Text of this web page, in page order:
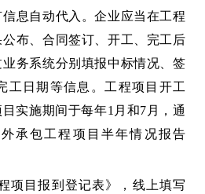
息自动代入。企业应当在工程
布、合同签订、开工、完工后
务系统分别填报中标情况、签
工日期等信息。工程项目开工
实施期间于每年1月和7月，通
承包工程项目半年情况报告
项目报到登记表》，线上填写